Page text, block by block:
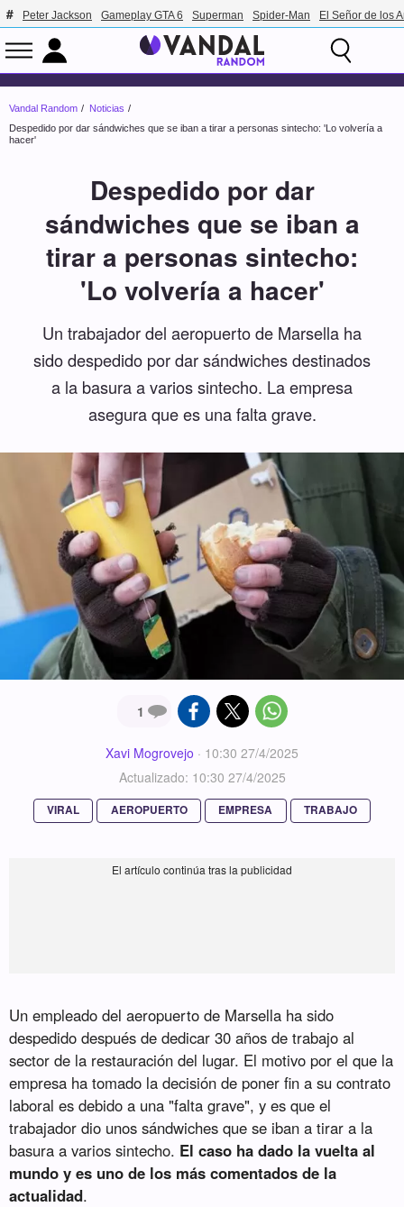
Peter Jackson Gameplay GTA 6 Superman Spider-Man El Señor de los
Vandal Random
Noticias
Despedido por dar sándwiches que se iban a tirar a personas sintecho: 'Lo volvería a
hacer'
Despedido por dar
sándwiches que se iban a
tirar a personas sintecho:
'Lo volvería a hacer'
Un trabajador del aeropuerto de Marsella ha
sido despedido por dar sándwiches destinados
a la basura a varios sintecho. La empresa
asegura que es una falta grave.
1
Xavi Mogrovejo · 10:30 27/4/2025
Actualizado: 10:30 27/4/2025
VIRAL AEROPUERTO EMPRESA TRABAJO
Un empleado del aeropuerto de Marsella ha sido
despedido después de dedicar 30 años de trabajo al
sector de la restauración del lugar. El motivo por el que la
empresa ha tomado la decisión de poner fin a su contrato
laboral es debido a una "falta grave", y es que el
trabajador dio unos sándwiches que se iban a tirar a la
basura a varios sintecho. El caso ha dado la vuelta al
mundo y es uno de los más comentados de la
actualidad.